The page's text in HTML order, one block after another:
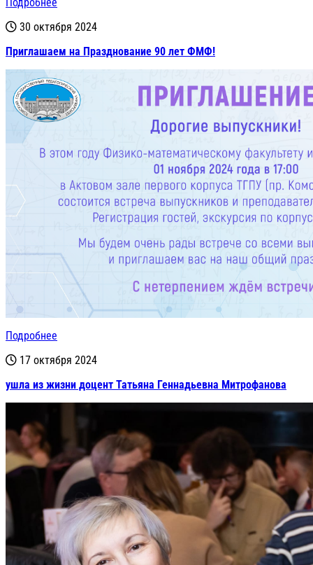
30 октября 2024
Приглашаем на Празднование 90 лет ФМФ!
Подробнее
17 октября 2024
ушла из жизни доцент Татьяна Геннадьевна Митрофанова